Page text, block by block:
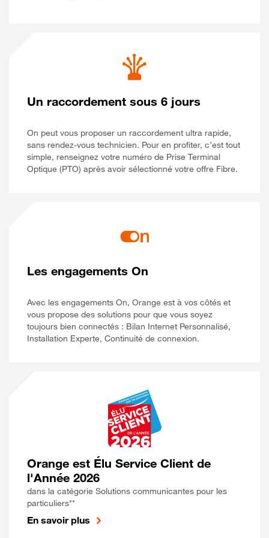
Un raccordement sous 6 jours
On peut vous proposer un raccordement ultra rapide,
sans rendez-vous technicien. Pour en profiter, c’est tout
simple, renseignez votre numéro de Prise Terminal
Optique (PTO) après avoir sélectionné votre offre Fibre.
Les engagements On
Avec les engagements On, Orange est à vos côtés et
vous propose des solutions pour que vous soyez
toujours bien connectés : Bilan Internet Personnalisé,
Installation Experte, Continuité de connexion.
Orange est Élu Service Client de
l'Année 2026
dans la catégorie Solutions communicantes pour les
particuliers**
En savoir plus